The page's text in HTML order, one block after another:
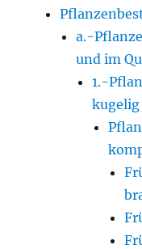
a.-
und im
1.-
kugelig